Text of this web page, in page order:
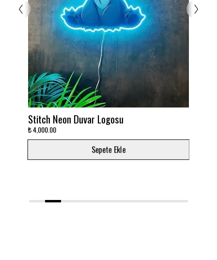
Stitch Neon Duvar Logosu
₺ 4,000.00
Sepete Ekle
1 2 3 4 5 6 7 8 9 10